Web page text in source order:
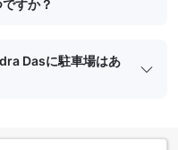
すか？
Dasに駐車場はあ